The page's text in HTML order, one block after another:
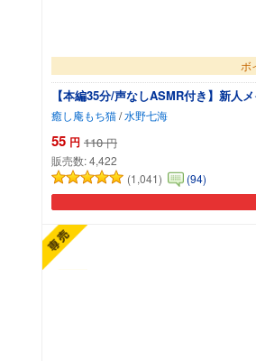
ボ
【本編35分/声なしASMR付き】新人
癒し庵もち猫/水野七海
55 円 110 円
販売数:4,422
(1,041)
(94)